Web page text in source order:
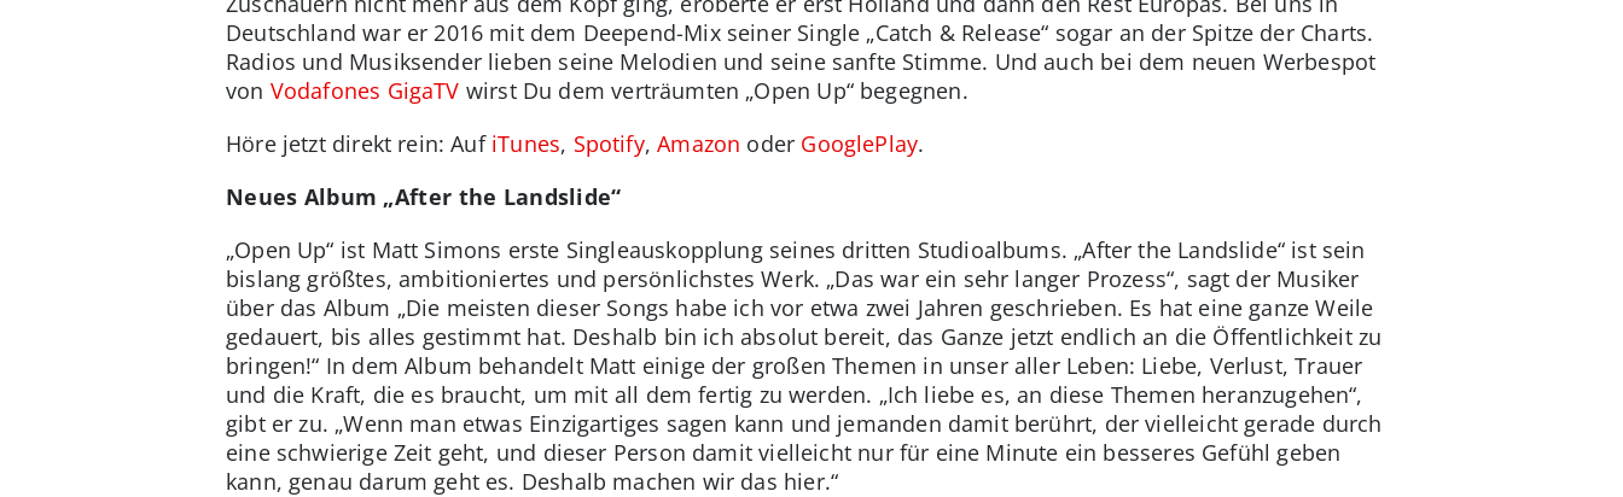
Deutschland war er 2016 mit dem Deepend-Mix seiner Single „Catch & Release“ sogar an der Spitze der Charts.
Radios und Musiksender lieben seine Melodien und seine sanfte Stimme. Und auch bei dem neuen Werbespot
von Vodafones GigaTV wirst Du dem verträumten „Open Up“ begegnen.
Höre jetzt direkt rein: Auf iTunes, Spotify,Amazon oder GooglePlay.
Neues Album „After the Landslide“
„Open Up“ ist Matt Simons erste Singleauskopplung seines dritten Studioalbums. „After the Landslide“ ist sein
bislang größtes, ambitioniertes und persönlichstes Werk. „Das war ein sehr langer Prozess“, sagt der Musiker
über das Album „Die meisten dieser Songs habe ich vor etwa zwei Jahren geschrieben. Es hat eine ganze Weile
gedauert, bis alles gestimmt hat. Deshalb bin ich absolut bereit, das Ganze jetzt endlich an die Öffentlichkeit zu
bringen!“ In dem Album behandelt Matt einige der großen Themen in unser aller Leben: Liebe, Verlust, Trauer
und die Kraft, die es braucht, um mit all dem fertig zu werden. „Ich liebe es, an diese Themen heranzugehen“,
gibt er zu. „Wenn man etwas Einzigartiges sagen kann und jemanden damit berührt, der vielleicht gerade durch
eine schwierige Zeit geht, und dieser Person damit vielleicht nur für eine Minute ein besseres Gefühl geben
kann, genau darum geht es. Deshalb machen wir das hier.“